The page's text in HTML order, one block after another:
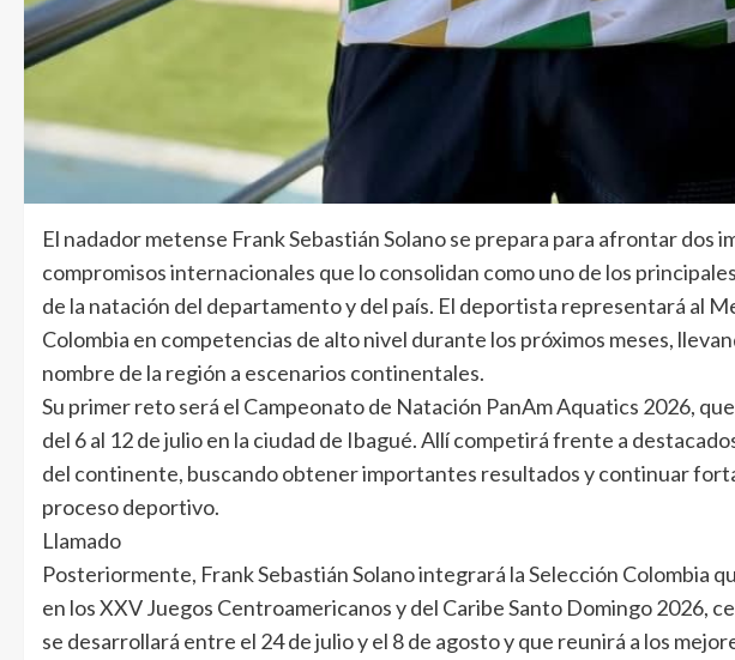
El nadador metense Frank Sebastián Solano se prepara para afrontar dos
compromisos internacionales que lo consolidan como uno de los
de la natación del departamento y del país. El deportista representará al
Colombia en competencias de alto nivel durante los próximos meses,
nombre de la región a escenarios continentales.
Su primer reto será el Campeonato de Natación PanAm Aquatics 2026,
del 6 al 12 de julio en la ciudad de Ibagué. Allí competirá frente a
del continente, buscando obtener importantes resultados y continuar
proceso deportivo.
Llamado
Posteriormente, Frank Sebastián Solano integrará la Selección Colombia
en los XXV Juegos Centroamericanos y del Caribe Santo Domingo 2026,
se desarrollará entre el 24 de julio y el 8 de agosto y que reunirá a los